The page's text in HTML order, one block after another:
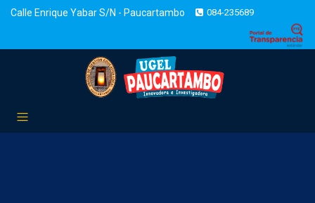
Calle Enrique Yabar S/N - Paucartambo 084-235689